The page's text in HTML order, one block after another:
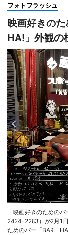
フォトフラッシュ
映画好きの
HA!」外観の
映画好きのためのバ
2424-2283）が2月1
ためのバー「BAR